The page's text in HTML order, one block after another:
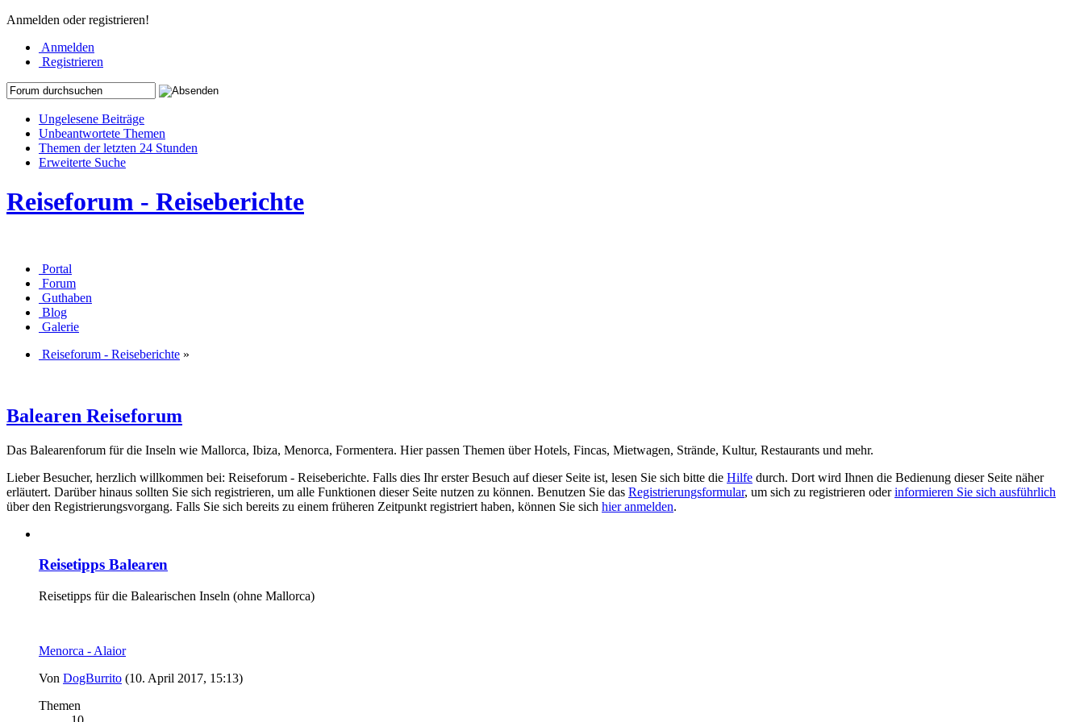
Anmelden oder registrieren!
Anmelden
Registrieren
Ungelesene Beiträge
Unbeantwortete Themen
Themen der letzten 24 Stunden
Erweiterte Suche
Reiseforum - Reiseberichte
Portal
Forum
Guthaben
Blog
Galerie
Reiseforum - Reiseberichte »
Balearen Reiseforum
Das Balearenforum für die Inseln wie Mallorca, Ibiza, Menorca, Formentera. Hier passen Themen über Hotels, Fincas, Mietwagen, Strände, Kultur, Restaurants und mehr.
Lieber Besucher, herzlich willkommen bei: Reiseforum - Reiseberichte. Falls dies Ihr erster Besuch auf dieser Seite ist, lesen Sie sich bitte die Hilfe durch. Dort wird Ihnen die Bedienung dieser Seite näher
erläutert. Darüber hinaus sollten Sie sich registrieren, um alle Funktionen dieser Seite nutzen zu können. Benutzen Sie das Registrierungsformular, um sich zu registrieren oderinformieren Sie sich ausführlich
über den Registrierungsvorgang. Falls Sie sich bereits zu einem früheren Zeitpunkt registriert haben, können Sie sich hier anmelden.
Reisetipps Balearen
Reisetipps für die Balearischen Inseln (ohne Mallorca)
Menorca - Alaior
Von DogBurrito (10. April 2017, 15:13)
Themen